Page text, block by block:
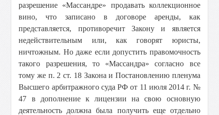
разрешение «Массандре» продавать коллекционное
вино, что записано в договоре аренды, как
представляется, противоречит Закону и является
недействительным или, как говорят юристы,
ничтожным. Но даже если допустить правомочность
такого разрешения, то «Массандра» согласно все
тому же п. 2 ст. 18 Закона и Постановлению пленума
Высшего арбитражного суда РФ от 11 июля 2014 г. №
47 в дополнение к лицензии на свою основную
деятельность должна была получить еще отдельно